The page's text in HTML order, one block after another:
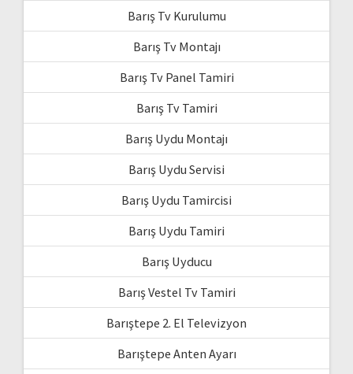
Barış Tv Kurulumu
Barış Tv Montajı
Barış Tv Panel Tamiri
Barış Tv Tamiri
Barış Uydu Montajı
Barış Uydu Servisi
Barış Uydu Tamircisi
Barış Uydu Tamiri
Barış Uyducu
Barış Vestel Tv Tamiri
Barıştepe 2. El Televizyon
Barıştepe Anten Ayarı